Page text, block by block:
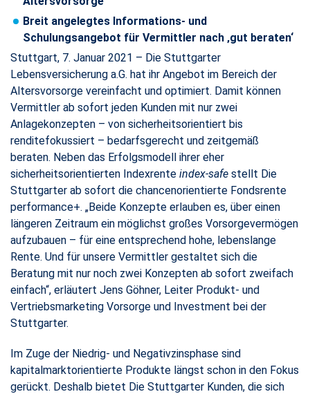
Breit angelegtes Informations- und
Schulungsangebot für Vermittler nach ‚gut beraten‘
Stuttgart, 7. Januar 2021 – Die Stuttgarter
Lebensversicherung a.G. hat ihr Angebot im Bereich der
Altersvorsorge vereinfacht und optimiert. Damit können
Vermittler ab sofort jeden Kunden mit nur zwei
Anlagekonzepten – von sicherheitsorientiert bis
renditefokussiert – bedarfsgerecht und zeitgemäß
beraten. Neben das Erfolgsmodell ihrer eher
sicherheitsorientierten Indexrente index-safe stellt Die
Stuttgarter ab sofort die chancenorientierte Fondsrente
performance+. „Beide Konzepte erlauben es, über einen
längeren Zeitraum ein möglichst großes Vorsorgevermögen
aufzubauen – für eine entsprechend hohe, lebenslange
Rente. Und für unsere Vermittler gestaltet sich die
Beratung mit nur noch zwei Konzepten ab sofort zweifach
einfach“, erläutert Jens Göhner, Leiter Produkt- und
Vertriebsmarketing Vorsorge und Investment bei der
Stuttgarter.
Im Zuge der Niedrig- und Negativzinsphase sind
kapitalmarktorientierte Produkte längst schon in den Fokus
gerückt. Deshalb bietet Die Stuttgarter Kunden, die sich